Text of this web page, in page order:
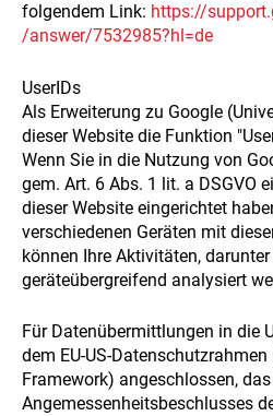
folgendem Link: https://
/answer/7532985?hl=de
UserIDs
Als Erweiterung zu Google
dieser Website die Funktion
Wenn Sie in die Nutzung von
gem. Art. 6 Abs. 1 lit. a DSGVO
dieser Website eingerichtet
verschiedenen Geräten mit
können Ihre Aktivitäten,
geräteübergreifend analysiert
Für Datenübermittlungen in die
dem EU-US-Datenschutzrahmen
Framework) angeschlossen,
Angemessenheitsbeschlusses